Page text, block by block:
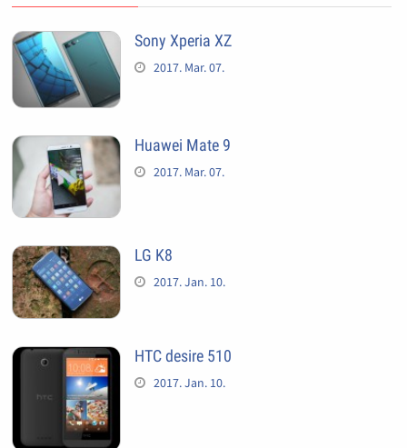
Sony Xperia XZ
2017. Mar. 07.
Huawei Mate 9
2017. Mar. 07.
LG K8
2017. Jan. 10.
HTC desire 510
2017. Jan. 10.